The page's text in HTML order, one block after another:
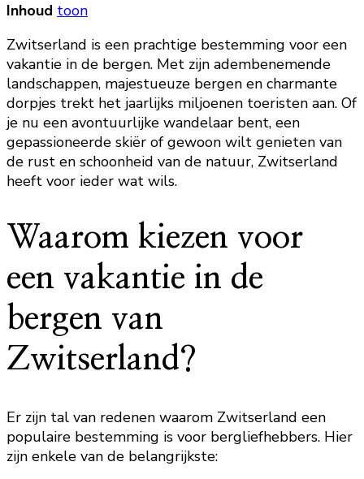
Inhoud toon
Zwitserland is een prachtige bestemming voor een
vakantie in de bergen. Met zijn adembenemende
landschappen, majestueuze bergen en charmante
dorpjes trekt het jaarlijks miljoenen toeristen aan. Of
je nu een avontuurlijke wandelaar bent, een
gepassioneerde skiër of gewoon wilt genieten van
de rust en schoonheid van de natuur, Zwitserland
heeft voor ieder wat wils.
Waarom kiezen voor
een vakantie in de
bergen van
Zwitserland?
Er zijn tal van redenen waarom Zwitserland een
populaire bestemming is voor bergliefhebbers. Hier
zijn enkele van de belangrijkste: